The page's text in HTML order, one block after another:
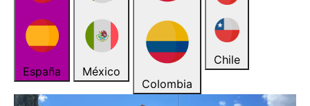
España
México
Colombia
Chile